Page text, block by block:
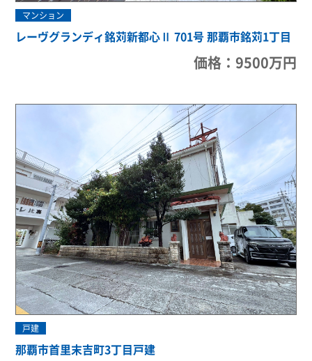
マンション
レーヴグランディ銘苅新都心Ⅱ 701号 那覇市銘苅1丁目
価格：9500万円
戸建
那覇市首里末吉町3丁目戸建